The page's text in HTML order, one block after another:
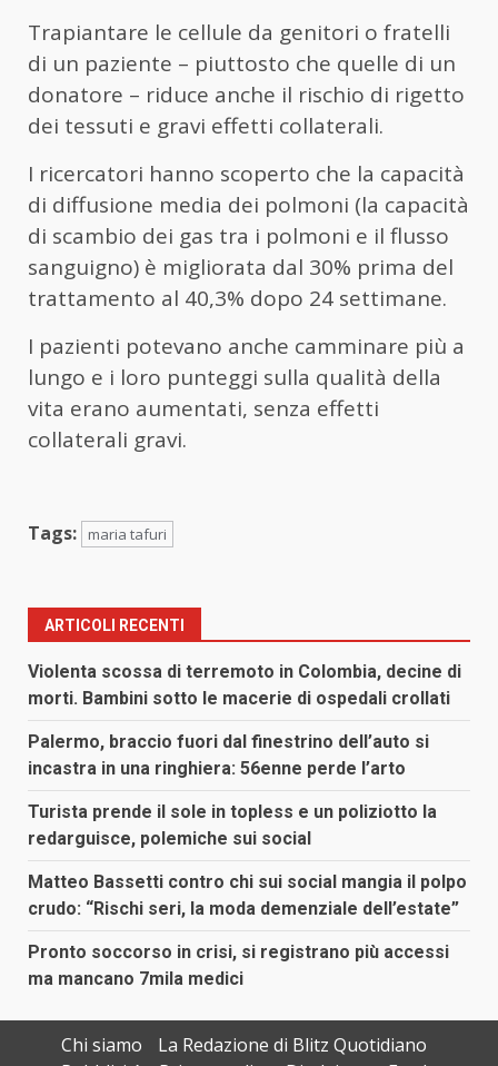
Trapiantare le cellule da genitori o fratelli
di un paziente – piuttosto che quelle di un
donatore – riduce anche il rischio di rigetto
dei tessuti e gravi effetti collaterali.
I ricercatori hanno scoperto che la capacità
di diffusione media dei polmoni (la capacità
di scambio dei gas tra i polmoni e il flusso
sanguigno) è migliorata dal 30% prima del
trattamento al 40,3% dopo 24 settimane.
I pazienti potevano anche camminare più a
lungo e i loro punteggi sulla qualità della
vita erano aumentati, senza effetti
collaterali gravi.
Tags: maria tafuri
ARTICOLI RECENTI
Violenta scossa di terremoto in Colombia, decine di
morti. Bambini sotto le macerie di ospedali crollati
Palermo, braccio fuori dal finestrino dell’auto si
incastra in una ringhiera: 56enne perde l’arto
Turista prende il sole in topless e un poliziotto la
redarguisce, polemiche sui social
Matteo Bassetti contro chi sui social mangia il polpo
crudo: “Rischi seri, la moda demenziale dell’estate”
Pronto soccorso in crisi, si registrano più accessi
ma mancano 7mila medici
Chi siamo
La Redazione di Blitz Quotidiano